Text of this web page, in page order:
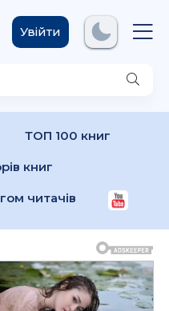
.com
Увійти
ТОП 100 книг
книг
читачів